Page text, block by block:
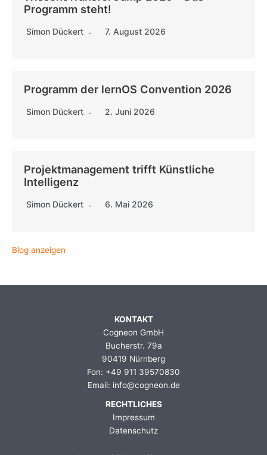
Programm steht!
Simon Dückert 7. August 2026
Programm der lernOS Convention 2026
Simon Dückert 2. Juni 2026
Projektmanagement trifft Künstliche
Intelligenz
Simon Dückert 6. Mai 2026
Blog anzeigen
KONTAKT
Cogneon GmbH
Bucherstr. 79a
90419 Nürnberg
Fon: +49 911 39570830
Email: info@cogneon.de
RECHTLICHES
Impressum
Datenschutz